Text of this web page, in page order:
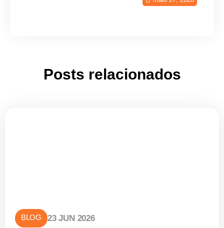
Posts relacionados
BLOG 23 JUN 2026